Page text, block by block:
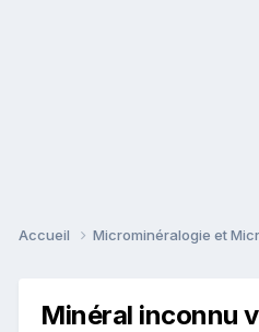
Accueil Microminéralogie et
Minéral inconnu